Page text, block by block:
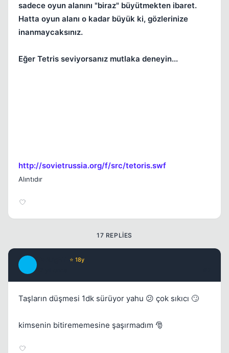
sadece oyun alanını "biraz" büyütmekten ibaret.
Hatta oyun alanı o kadar büyük ki, gözlerinize
inanmaycaksınız.
Eğer Tetris seviyorsanız mutlaka deneyin...
http://sovietrussia.org/f/src/tetoris.swf
Alıntıdır
17 REPLIES
⭐ 18y
Taşların düşmesi 1dk sürüyor yahu 😕 çok sıkıcı 🙄
kimsenin bitirememesine şaşırmadım 🎅
Kapat